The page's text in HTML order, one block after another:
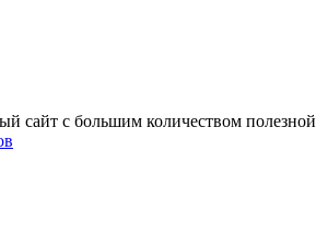
сайт с большим количеством полезной